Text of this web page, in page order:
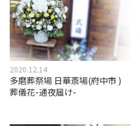
2020.12.14
多磨葬祭場 日華斎場(府中市 )
葬儀花-通夜届け-